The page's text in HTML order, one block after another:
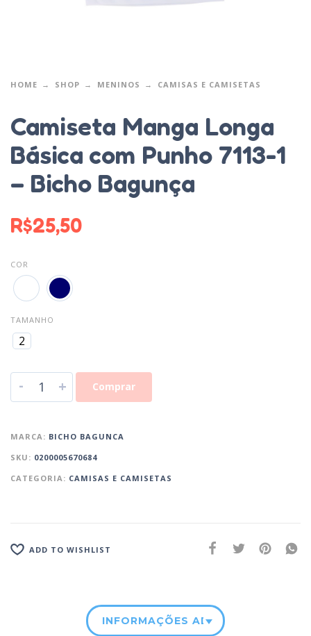
HOME SHOP MENINOS CAMISAS E CAMISETAS
Camiseta Manga Longa
Básica com Punho 7113-1
– Bicho Bagunça
R$25,50
COR
TAMANHO
2
- + Comprar
MARCA: BICHO BAGUNCA
SKU: 0200005670684
CATEGORIA: CAMISAS E CAMISETAS
ADD TO WISHLIST
INFORMAÇÕES ADICIONAIS